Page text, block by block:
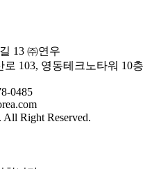
13 ㈜연우
103, 영동테크노타워 10층
0485
Right Reserved.